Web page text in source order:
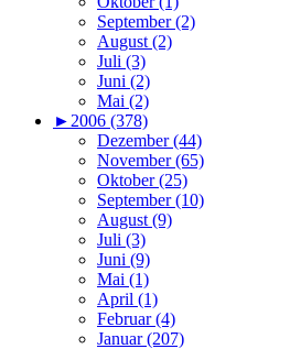
September (2)
August (2)
Juli (3)
Juni (2)
Mai (2)
► 2006 (378)
Dezember (44)
November (65)
Oktober (25)
September (10)
August (9)
Juli (3)
Juni (9)
Mai (1)
April (1)
Februar (4)
Januar (207)